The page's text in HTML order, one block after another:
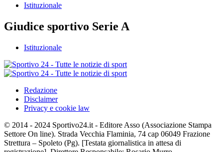
Istituzionale
Giudice sportivo Serie A
Istituzionale
Redazione
Disclaimer
Privacy e cookie law
© 2014 - 2024 Sportivo24.it - Editore Asso (Associazione Stampa
Settore On line). Strada Vecchia Flaminia, 74 cap 06049 Frazione
Strettura – Spoleto (Pg). [Testata giornalistica in attesa di